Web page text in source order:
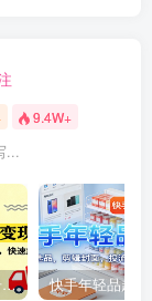
9.4W+
...
短视频带货新号起号变现课：引流剪辑 选品挂车 千川测品 自然流，快速起量